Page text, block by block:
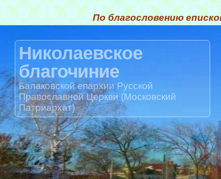
По благословению
Николаевское
благочиние
Балаковской епархии Русской
Православной Церкви (Московский
Патриархат)